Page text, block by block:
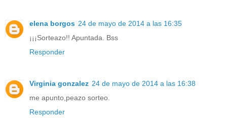
elena borgos 24 de mayo de 2014 a las 16:35
¡¡¡Sorteazo!! Apuntada. Bss
Responder
Virginia gonzalez 24 de mayo de 2014 a las 16:38
me apunto,peazo sorteo.
Responder